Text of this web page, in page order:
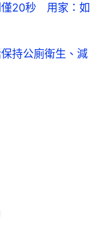
僅20秒 用家：如
持公廁衛生、減